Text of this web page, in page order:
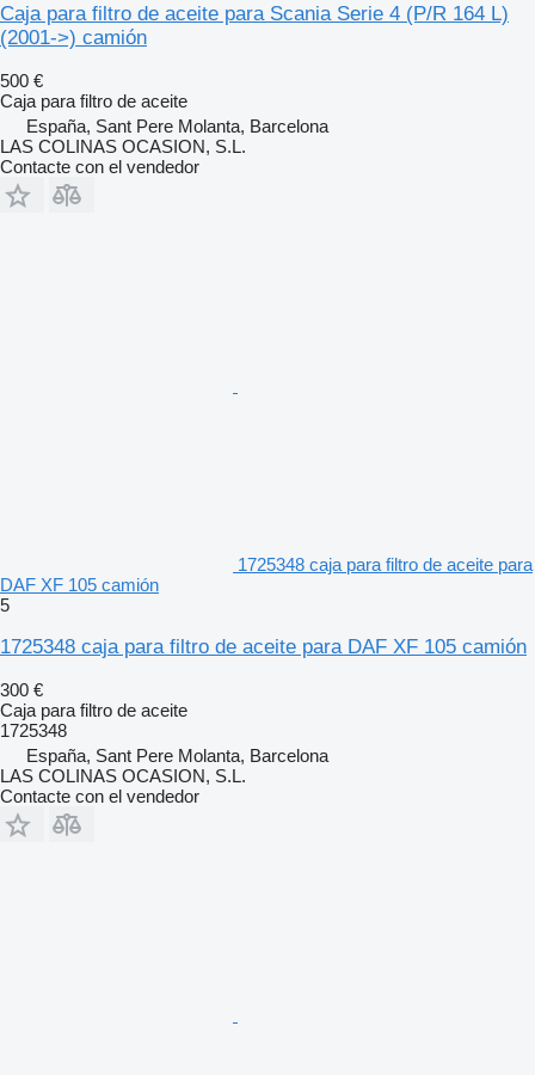
Caja para filtro de aceite para Scania Serie 4 (P/R 164 L)
(2001->) camión
500 €
Caja para filtro de aceite
España, Sant Pere Molanta, Barcelona
LAS COLINAS OCASION, S.L.
Contacte con el vendedor
1725348 caja para filtro de aceite para
DAF XF 105 camión
5
1725348 caja para filtro de aceite para DAF XF 105 camión
300 €
Caja para filtro de aceite
1725348
España, Sant Pere Molanta, Barcelona
LAS COLINAS OCASION, S.L.
Contacte con el vendedor